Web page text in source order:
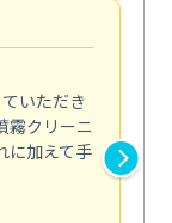
いただき
霧クリーニ
に加えて手